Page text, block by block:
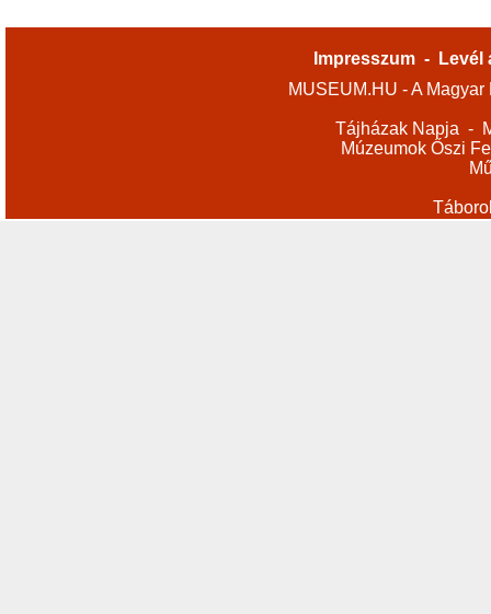
Impresszum -
Levél
MUSEUM.HU - A
Tájházak Napja -
Múzeumok Őszi